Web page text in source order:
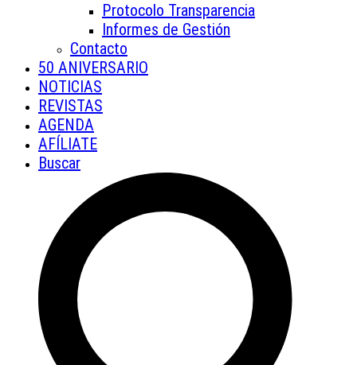
Protocolo Transparencia
Informes de Gestión
Contacto
50 ANIVERSARIO
NOTICIAS
REVISTAS
AGENDA
AFÍLIATE
Buscar